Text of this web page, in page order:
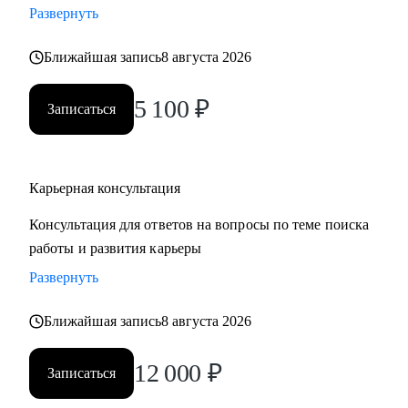
‌‌‌‌‌• избавиться от синдрома самозванца
стрессом и выгоранием
Кому могу помочь:
Руководителям среднего и высшего звена
• HR
• E-commerce
Обращаю внимание, что специализируюсь только на
Развернуть
Ближайшая запись8 августа 2026
Записаться 5 100 ₽
Карьерная консультация
Консультация для ответов на вопросы по теме поиска
работы и развития карьеры
Развернуть
Ближайшая запись8 августа 2026
Записаться 12 000 ₽